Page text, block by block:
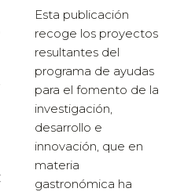
Esta publicación
recoge los proyectos
resultantes del
programa de ayudas
para el fomento de la
investigación,
desarrollo e
innovación, que en
materia
gastronómica ha